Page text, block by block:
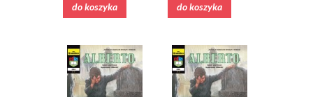
do koszyka do koszyka